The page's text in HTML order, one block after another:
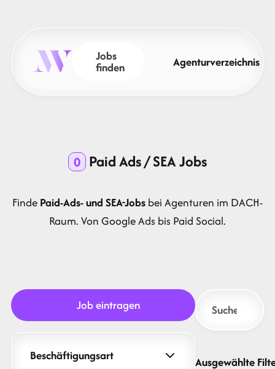
Jobs
finden Agenturverzeichnis
0 Paid Ads / SEA Jobs
Finde Paid-Ads- und SEA-Jobs bei Agenturen im DACH-
Raum. Von Google Ads bis Paid Social.
Job eintragen
Beschäftigungsart
Ausgewählte